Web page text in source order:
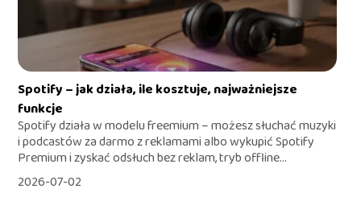
Spotify – jak działa, ile kosztuje, najważniejsze
funkcje
Spotify działa w modelu freemium – możesz słuchać muzyki
i podcastów za darmo z reklamami albo wykupić Spotify
Premium i zyskać odsłuch bez reklam, tryb offline...
2026-07-02